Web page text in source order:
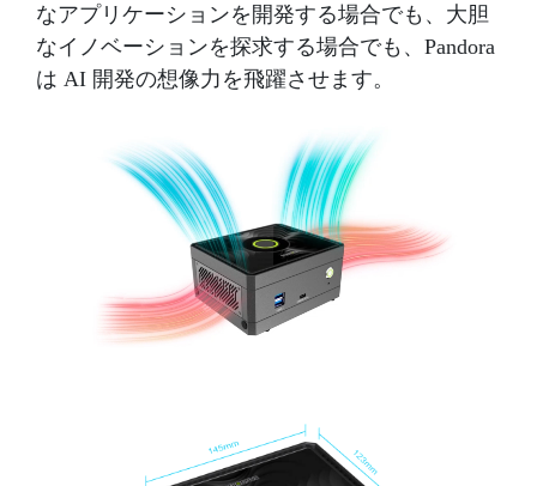
なアプリケーションを開発する場合でも、大胆
なイノベーションを探求する場合でも、Pandora
は AI 開発の想像力を飛躍させます。